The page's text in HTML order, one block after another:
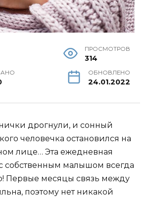
ПРОСМОТРОВ
314
ОБНОВЛЕНО
24.01.2022
дрогнули, и сонный
человечка остановился на
лице… Эта ежедневная
собственным малышом всегда
Первые месяцы связь между
поэтому нет никакой